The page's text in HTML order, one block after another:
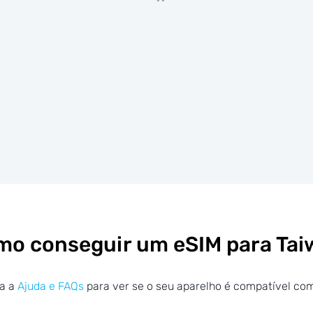
conseguir um eSIM para
a Ajuda e FAQs para ver se o seu aparelho é compatível